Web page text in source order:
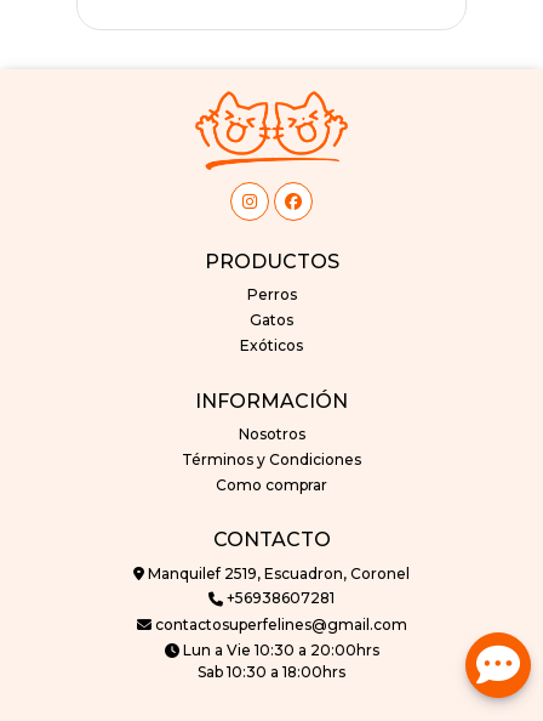
PRODUCTOS
Perros
Gatos
Exóticos
INFORMACIÓN
Nosotros
Términos y Condiciones
Como comprar
CONTACTO
Manquilef 2519, Escuadron, Coronel
+56938607281
contactosuperfelines@gmail.com
Lun a Vie 10:30 a 20:00hrs
Sab 10:30 a 18:00hrs